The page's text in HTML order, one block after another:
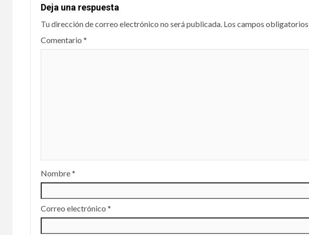
Deja una respuesta
Tu dirección de correo electrónico no será publicada. Los campos
Comentario *
Nombre*
Correo electrónico *